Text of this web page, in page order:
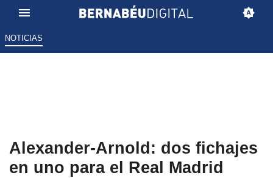
NOTICIAS
Alexander-Arnold: dos fichajes
en uno para el Real Madrid